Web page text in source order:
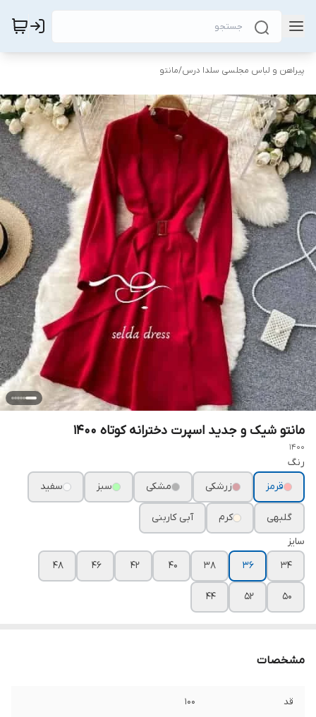
پیراهن و لباس مجلسی سلدا درس/مانتو
مانتو شیک و جدید اسپرت دخترانه کوتاه ۱۴۰۰
1400
رنگ
قرمز
زرشکی مشکی سبز سفید
گلبهی کرم
آبی کاربنی
سایز
۳۴
۳۶ ۳۸ ۴۰ ۴۲ ۴۶ ۴۸
۵۰ ۵۲ ۴۴
مشخصات
قد ۱۰۰